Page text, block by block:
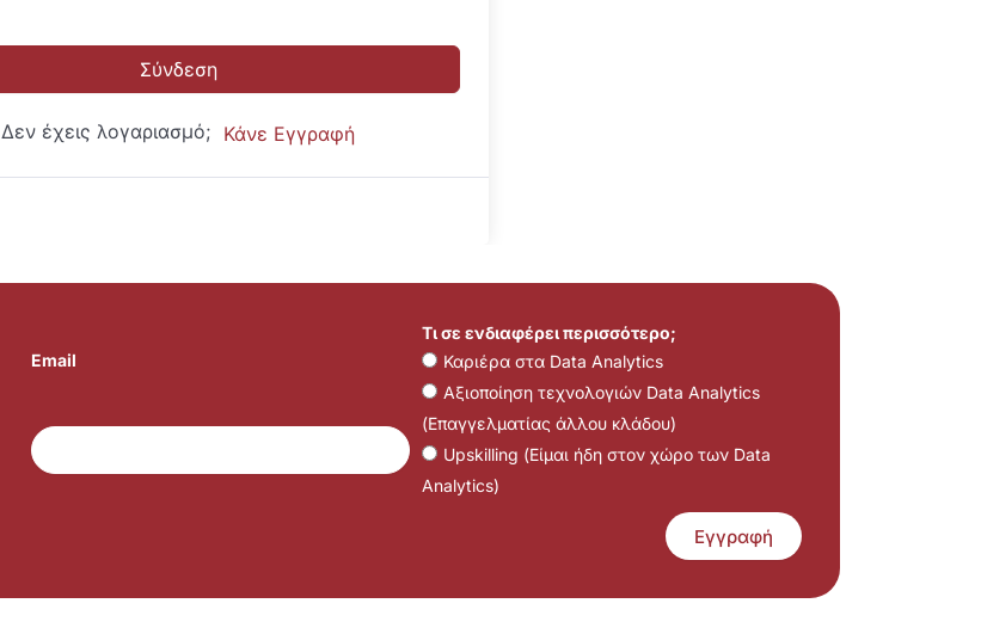
Σύνδεση
Δεν έχεις λογαριασμό; Κάνε Εγγραφή
Email
Τι σε ενδιαφέρει περισσότερο;
Καριέρα στα Data Analytics
Αξιοποίηση τεχνολογιών Data Analytics
(Επαγγελματίας άλλου κλάδου)
Upskilling (Είμαι ήδη στον χώρο των Data
Analytics)
Εγγραφή